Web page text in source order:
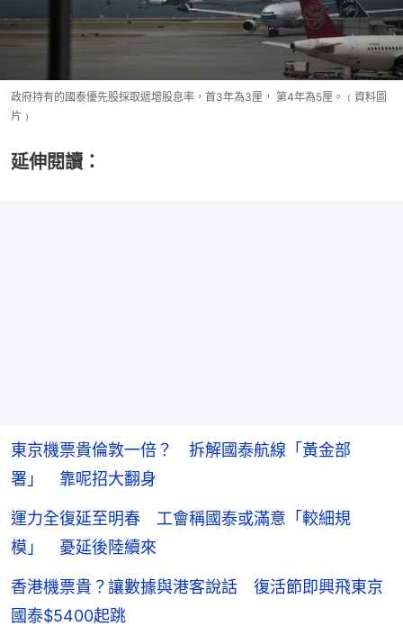
政府持有的國泰優先股採取遞增股息率，首3年為3厘， 第4年為5厘。﹙資料圖
片﹚
延伸閱讀：
東京機票貴倫敦一倍？ 拆解國泰航線「黃金部
署」 靠呢招大翻身
運力全復延至明春 工會稱國泰或滿意「較細規
模」 憂延後陸續來
香港機票貴？讓數據與港客說話 復活節即興飛東京
國泰$5400起跳